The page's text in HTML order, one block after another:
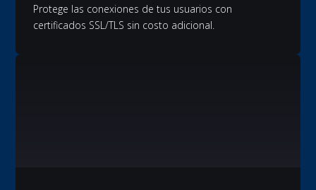
Protege las conexiones de tus usuarios con
certificados SSL/TLS sin costo adicional.